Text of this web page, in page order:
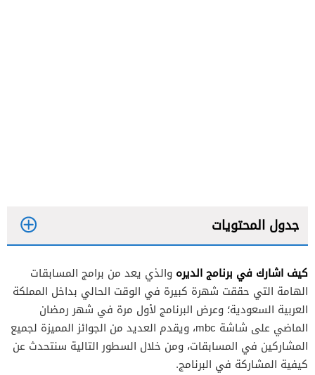
جدول المحتويات
كيف اشارك في برنامج الديره والذي يعد من برامج المسابقات
الهامة التي حققت شهرة كبيرة في الوقت الحالي بداخل المملكة
العربية السعودية؛ وعرض البرنامج لأول مرة في شهر رمضان
الماضي على شاشة mbc، ويقدم العديد من الجوائز المميزة لجميع
المشاركين في المسابقات، ومن خلال السطور التالية سنتحدث عن
كيفية المشاركة في البرنامج.